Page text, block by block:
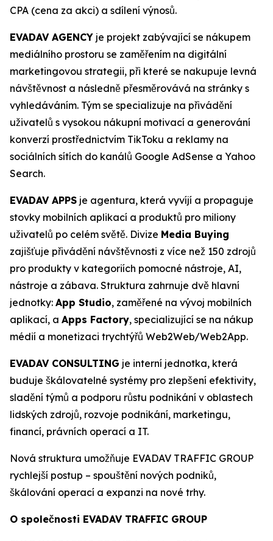
CPA (cena za akci) a sdílení výnosů.
EVADAV AGENCY je projekt zabývající se nákupem
mediálního prostoru se zaměřením na digitální
marketingovou strategii, při které se nakupuje levná
návštěvnost a následně přesměrovává na stránky s
vyhledáváním. Tým se specializuje na přivádění
uživatelů s vysokou nákupní motivací a generování
konverzí prostřednictvím TikToku a reklamy na
sociálních sítích do kanálů Google AdSense a Yahoo
Search.
EVADAV APPS je agentura, která vyvíjí a propaguje
stovky mobilních aplikací a produktů pro miliony
uživatelů po celém světě. Divize Media Buying
zajišťuje přivádění návštěvnosti z více než 150 zdrojů
pro produkty v kategoriích pomocné nástroje, AI,
nástroje a zábava. Struktura zahrnuje dvě hlavní
jednotky: App Studio, zaměřené na vývoj mobilních
aplikací, a Apps Factory, specializující se na nákup
médií a monetizaci trychtýřů Web2Web/Web2App.
EVADAV CONSULTING je interní jednotka, která
buduje škálovatelné systémy pro zlepšení efektivity,
sladění týmů a podporu růstu podnikání v oblastech
lidských zdrojů, rozvoje podnikání, marketingu,
financí, právních operací a IT.
Nová struktura umožňuje EVADAV TRAFFIC GROUP
rychlejší postup – spouštění nových podniků,
škálování operací a expanzi na nové trhy.
O společnosti EVADAV TRAFFIC GROUP